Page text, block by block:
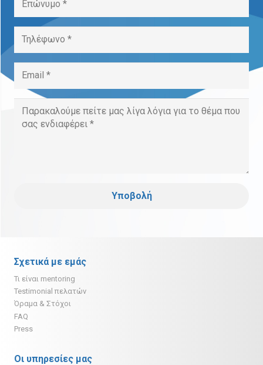
Υποβολή
Σχετικά με εμάς
Τι είναι mentoring
Testimonial πελατών
Όραμα & Στόχοι
FAQ
Press
Οι υπηρεσίες μας